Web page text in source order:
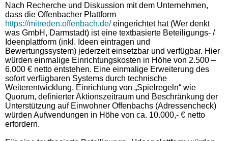
Nach Recherche und Diskussion mit dem Unternehmen,
dass die Offenbacher Plattform
https://mitreden.offenbach.de/eingerichtet hat (Wer denkt
was GmbH, Darmstadt) ist eine textbasierte Beteiligungs- /
Ideenplattform (inkl. Ideen eintragen und
Bewertungssystem) jederzeit einsetzbar und verfügbar. Hier
würden einmalige Einrichtungskosten in Höhe von 2.500 –
6.000 € netto entstehen. Eine einmalige Erweiterung des
sofort verfügbaren Systems durch technische
Weiterentwicklung, Einrichtung von „Spielregeln“ wie
Quorum, definierter Aktionszeitraum und Beschränkung der
Unterstützung auf Einwohner Offenbachs (Adressencheck)
würden Aufwendungen in Höhe von ca. 10.000,- € netto
erfordern.